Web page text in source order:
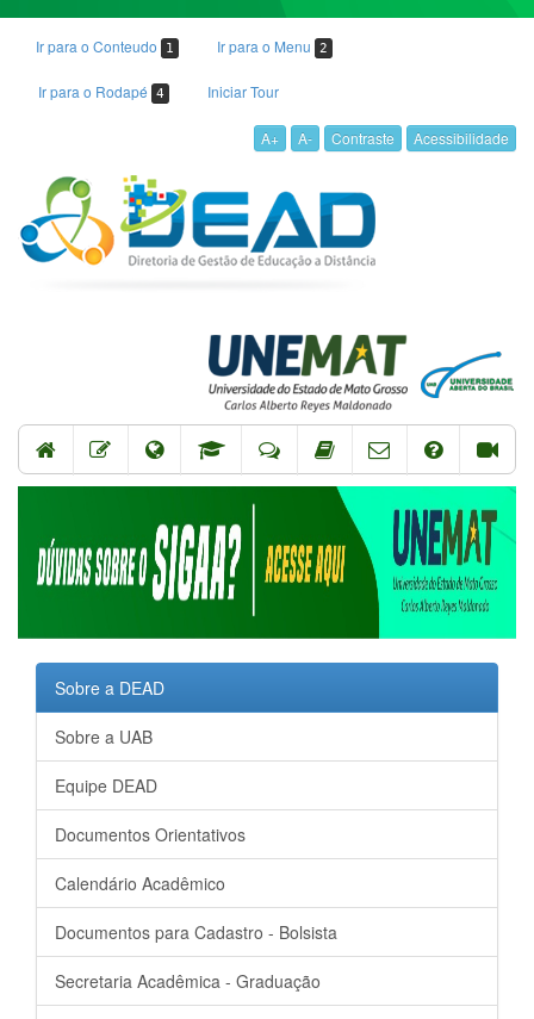
Ir para o Conteudo 1 Ir para o Menu 2
Ir para o Rodapé 4 Iniciar Tour
A+ A- Contraste Acessibilidade
Sobre a DEAD
Sobre a UAB
Equipe DEAD
Documentos Orientativos
Calendário Acadêmico
Documentos para Cadastro - Bolsista
Secretaria Acadêmica - Graduação